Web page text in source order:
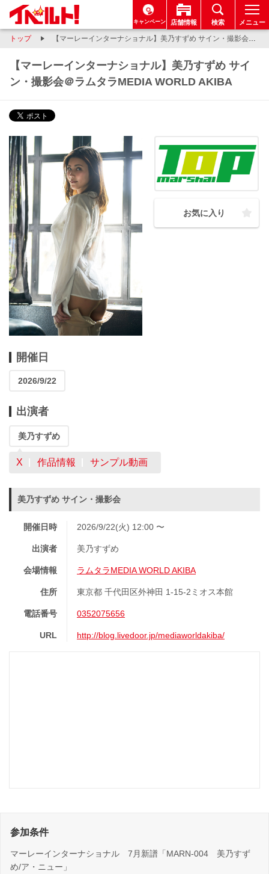
キャンペーン 店舗情報 検索 メニュー
トップ 【マーレーインターナショナル】美乃すずめ サイン・撮影会＠ラムタラMEDIA WORLD AKIBA
【マーレーインターナショナル】美乃すずめ サイ
ン・撮影会＠ラムタラMEDIA WORLD AKIBA
お気に入り
開催日
2026/9/22
出演者
美乃すずめ
X 作品情報 サンプル動画
美乃すずめ サイン・撮影会
開催日時 2026/9/22(火) 12:00 〜
出演者 美乃すずめ
会場情報 ラムタラMEDIA WORLD AKIBA
住所 東京都 千代田区外神田 1-15-2ミオス本館
電話番号 0352075656
URL http://blog.livedoor.jp/mediaworldakiba/
参加条件
マーレーインターナショナル 7月新譜「MARN-004 美乃すず
め/ア・ニュー」